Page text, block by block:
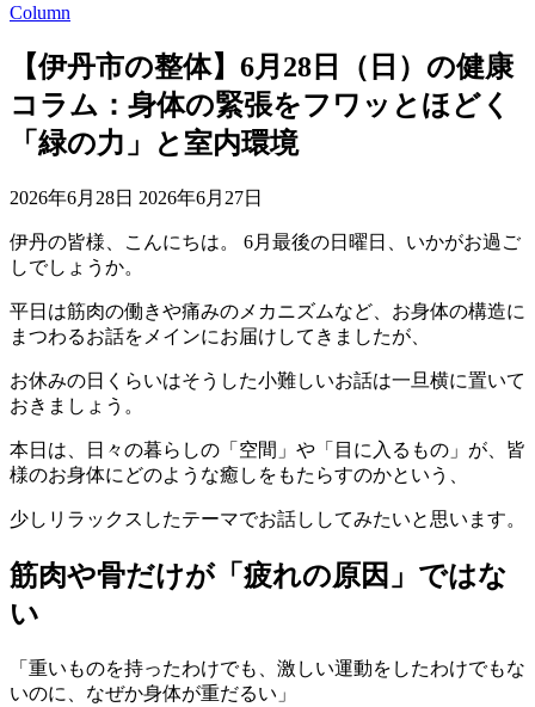
Column
【伊丹市の整体】6月28日（日）の健康
コラム：身体の緊張をフワッとほどく
「緑の力」と室内環境
2026年6月28日 2026年6月27日
伊丹の皆様、こんにちは。 6月最後の日曜日、いかがお過ご
しでしょうか。
平日は筋肉の働きや痛みのメカニズムなど、お身体の構造に
まつわるお話をメインにお届けしてきましたが、
お休みの日くらいはそうした小難しいお話は一旦横に置いて
おきましょう。
本日は、日々の暮らしの「空間」や「目に入るもの」が、皆
様のお身体にどのような癒しをもたらすのかという、
少しリラックスしたテーマでお話ししてみたいと思います。
筋肉や骨だけが「疲れの原因」ではな
い
「重いものを持ったわけでも、激しい運動をしたわけでもな
いのに、なぜか身体が重だるい」